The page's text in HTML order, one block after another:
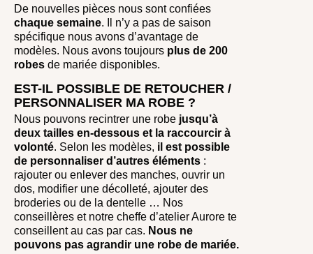
De nouvelles pièces nous sont confiées
chaque semaine. Il n’y a pas de saison
spécifique nous avons d’avantage de
modèles. Nous avons toujours plus de 200
robes de mariée disponibles.
EST-IL POSSIBLE DE RETOUCHER /
PERSONNALISER MA ROBE ?
Nous pouvons recintrer une robe jusqu’à
deux tailles en-dessous et la raccourcir à
volonté. Selon les modèles, il est possible
de personnaliser d’autres éléments :
rajouter ou enlever des manches, ouvrir un
dos, modifier une décolleté, ajouter des
broderies ou de la dentelle … Nos
conseillères et notre cheffe d’atelier Aurore te
conseillent au cas par cas. Nous ne
pouvons pas agrandir une robe de mariée.